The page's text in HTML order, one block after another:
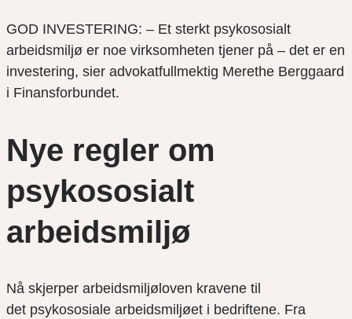
GOD INVESTERING: – Et sterkt psykososialt
arbeidsmiljø er noe virksomheten tjener på – det er en
investering, sier advokatfullmektig Merethe Berggaard
i Finansforbundet.
Nye regler om
psykososialt
arbeidsmiljø
Nå skjerper arbeidsmiljøloven kravene til
det psykososiale arbeidsmiljøet i bedriftene. Fra